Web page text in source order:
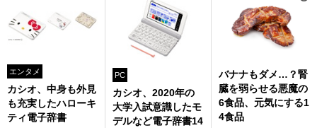
エンタメ
カシオ、中身も外見
も充実したハローキ
ティ電子辞書
PC
カシオ、2020年の
大学入試意識したモ
デルなど電子辞書14
バナナもダメ…？腎
臓を弱らせる悪魔の
6食品、元気にする1
4食品